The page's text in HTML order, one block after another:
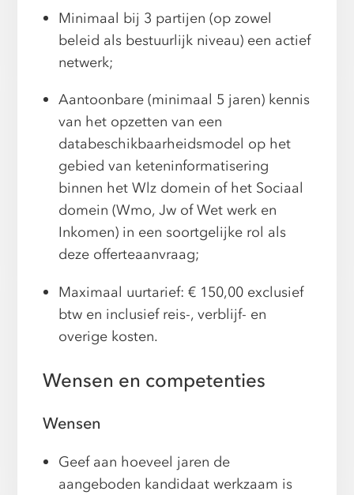
Minimaal bij 3 partijen (op zowel
beleid als bestuurlijk niveau) een actief
netwerk;
Aantoonbare (minimaal 5 jaren) kennis
van het opzetten van een
databeschikbaarheidsmodel op het
gebied van keteninformatisering
binnen het Wlz domein of het Sociaal
domein (Wmo, Jw of Wet werk en
Inkomen) in een soortgelijke rol als
deze offerteaanvraag;
Maximaal uurtarief: € 150,00 exclusief
btw en inclusief reis-, verblijf- en
overige kosten.
Wensen en competenties
Wensen
Geef aan hoeveel jaren de
aangeboden kandidaat werkzaam is